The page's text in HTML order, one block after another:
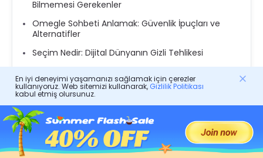
Bilmemesi Gerekenler
Omegle Sohbeti Anlamak: Güvenlik İpuçları ve
Alternatifler
Seçim Nedir: Dijital Dünyanın Gizli Tehlikesi
Trends
Doki Doki Edebiyat Kulübü: Görsel roman hissi
çözülmesi
Yaramaz Bear gibi Oyunlar: 10 Twisted ve Eğlenceli
Alternatifler
En iyi deneyimi yaşamanızı sağlamak için çerezler
kullanıyoruz. Web sitemizi kullanarak, Gizlilik Politikası
kabul etmiş olursunuz.